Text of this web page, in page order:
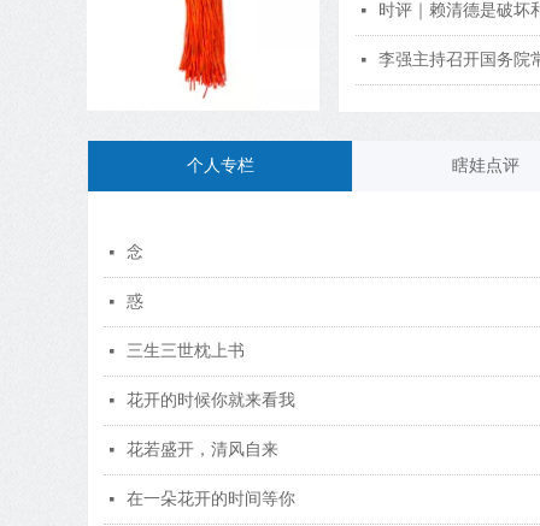
넷 时评｜赖清德是破坏
넷 李强主持召开国务院
个人专栏 瞎娃点评
넷 念
넷 惑
넷 三生三世枕上书
넷 花开的时候你就来看我
넷 花若盛开，清风自来
넷 在一朵花开的时间等你